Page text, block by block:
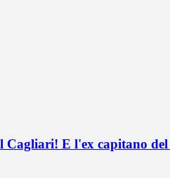
E l'ex capitano